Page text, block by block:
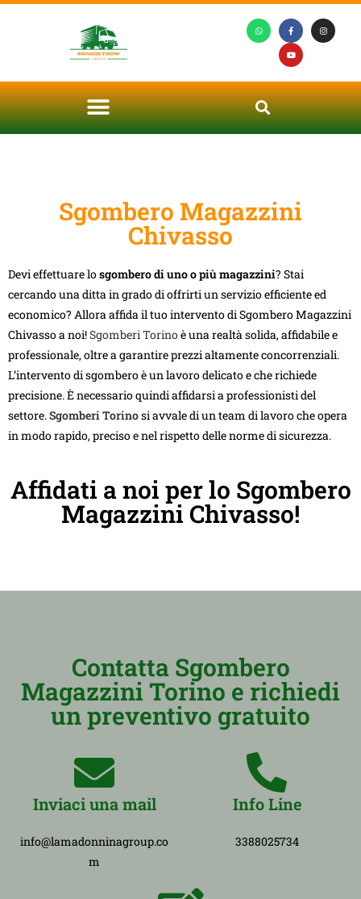
Sgombero Magazzini
Chivasso
Devi effettuare losgombero di uno o più magazzini? Stai
cercando una ditta in grado di offrirti un servizio efficiente ed
economico? Allora affida il tuo intervento di Sgombero Magazzini
Chivasso a noi!Sgomberi Torinoè una realtà solida, affidabile e
professionale, oltre a garantire prezzi altamente concorrenziali.
L’intervento di sgombero è un lavoro delicato e che richiede
precisione. È necessario quindi affidarsi a professionisti del
settore.Sgomberi Torinosi avvale di un team di lavoro che opera
in modo rapido, preciso e nel rispetto delle norme di sicurezza.
Affidati a noi per lo Sgombero
Magazzini Chivasso!
Contatta Sgombero
Magazzini Torino e richiedi
un preventivo gratuito
Inviaci una mail
info@lamadonninagroup.co
m
Info Line
3388025734